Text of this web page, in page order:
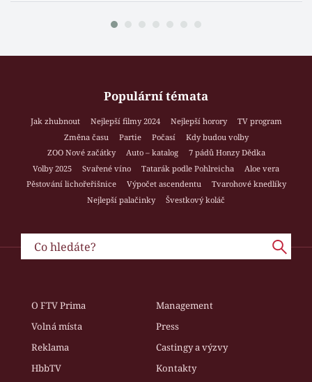
Populární témata
Jak zhubnout Nejlepší filmy 2024 Nejlepší horory
TV program
Změna času
Partie Počasí
Kdy budou volby
ZOO Nové začátky
Auto – katalog
7 pádů Honzy Dědka
Volby 2025
Svařené víno Tatarák podle Pohlreicha
Aloe vera
Pěstování lichořeřišnice
Výpočet ascendentu
Tvarohové knedlíky
Nejlepší palačinky
Švestkový koláč
O FTV Prima
Management
Volná místa
Press
Reklama
Castingy a výzvy
HbbTV
Kontakty